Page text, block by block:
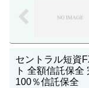
セントラル短資
ト 全額信託保全
100％信託保全